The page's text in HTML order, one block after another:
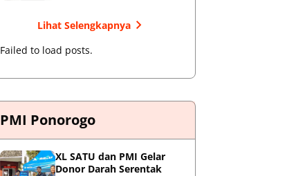
Lihat Selengkapnya
Failed to load posts.
PMI Ponorogo
XL SATU dan PMI Gelar
Donor Darah Serentak